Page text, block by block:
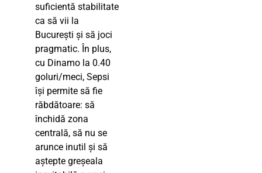
suficientă stabilitate
ca să vii la
București și să joci
pragmatic. În plus,
cu Dinamo la 0.40
goluri/meci, Sepsi
își permite să fie
răbdătoare: să
închidă zona
centrală, să nu se
arunce inutil și să
aștepte greșeala